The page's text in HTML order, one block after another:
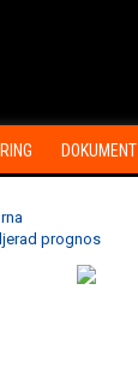
DOKUMENT
prognos